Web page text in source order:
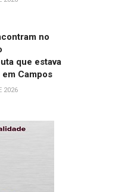
no
que estava
Campos
2026